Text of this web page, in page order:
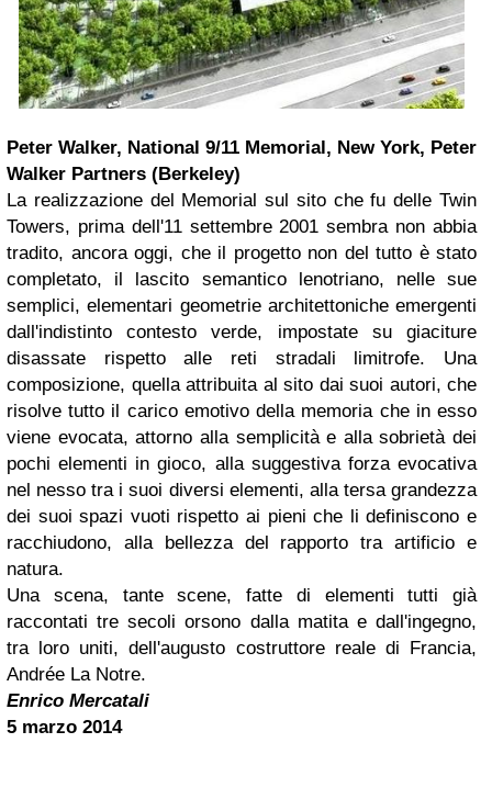
Peter Walker, National 9/11 Memorial, New York, Peter
Walker Partners (Berkeley)
La realizzazione del Memorial sul sito che fu delle Twin
Towers, prima dell'11 settembre 2001 sembra non abbia
tradito, ancora oggi, che il progetto non del tutto è stato
completato, il lascito semantico lenotriano, nelle sue
semplici, elementari geometrie architettoniche emergenti
dall'indistinto contesto verde, impostate su giaciture
disassate rispetto alle reti stradali limitrofe. Una
composizione, quella attribuita al sito dai suoi autori, che
risolve tutto il carico emotivo della memoria che in esso
viene evocata, attorno alla semplicità e alla sobrietà dei
pochi elementi in gioco, alla suggestiva forza evocativa
nel nesso tra i suoi diversi elementi, alla tersa grandezza
dei suoi spazi vuoti rispetto ai pieni che li definiscono e
racchiudono, alla bellezza del rapporto tra artificio e
natura.
Una scena, tante scene, fatte di elementi tutti già
raccontati tre secoli orsono dalla matita e dall'ingegno,
tra loro uniti, dell'augusto costruttore reale di Francia,
Andrée La Notre.
Enrico Mercatali
5 marzo 2014